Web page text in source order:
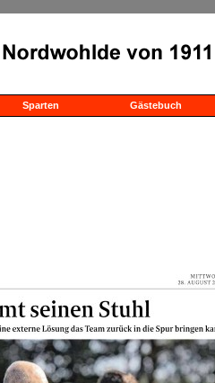
Sparten Gästebuch